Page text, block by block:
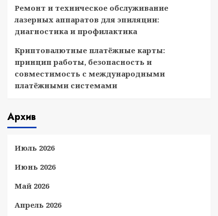
Ремонт и техническое обслуживание
лазерных аппаратов для эпиляции:
диагностика и профилактика
Криптовалютные платёжные карты:
принцип работы, безопасность и
совместимость с международными
платёжными системами
Архив
Июль 2026
Июнь 2026
Май 2026
Апрель 2026